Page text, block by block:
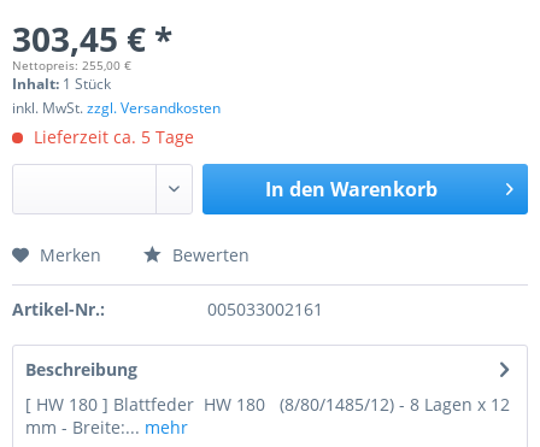
303,45 € *
Nettopreis: 255,00 €
Inhalt: 1 Stück
inkl. MwSt.zzgl. Versandkosten
Lieferzeit ca. 5 Tage
In den Warenkorb
Preis anfragen
Merken Bewerten
Artikel-Nr.: 005033002161
Beschreibung
[ HW 180 ] Blattfeder HW 180 (8/80/1485/12) - 8 Lagen x 12
mm - Breite:... mehr